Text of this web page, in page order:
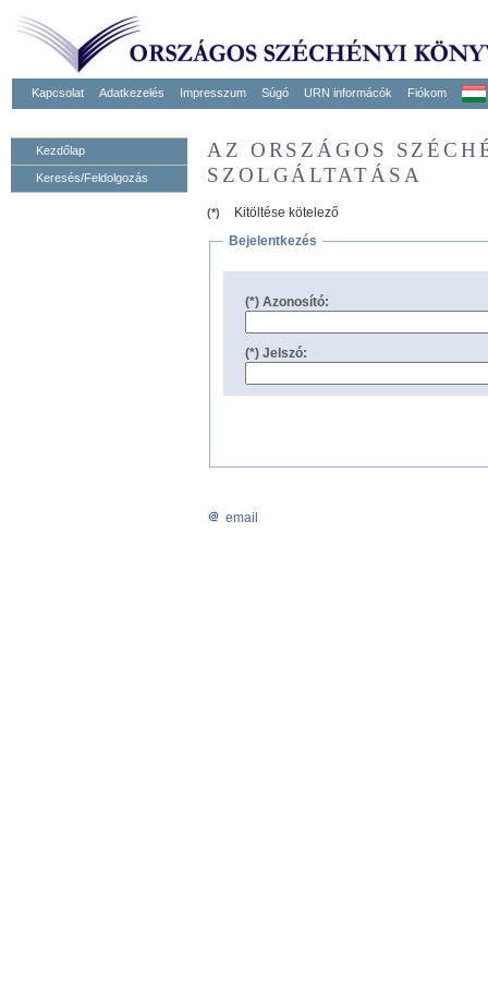
Kapcsolat Adatkezelés Impresszum Súgó URN informácók Fiókom
Kezdőlap
Keresés/Feldolgozás
AZ ORSZÁGOS
SZOLGÁLTATÁSA
(*)
Kitöltése kötelező
Bejelentkezés
(*) Azonosító:
(*) Jelszó:
email